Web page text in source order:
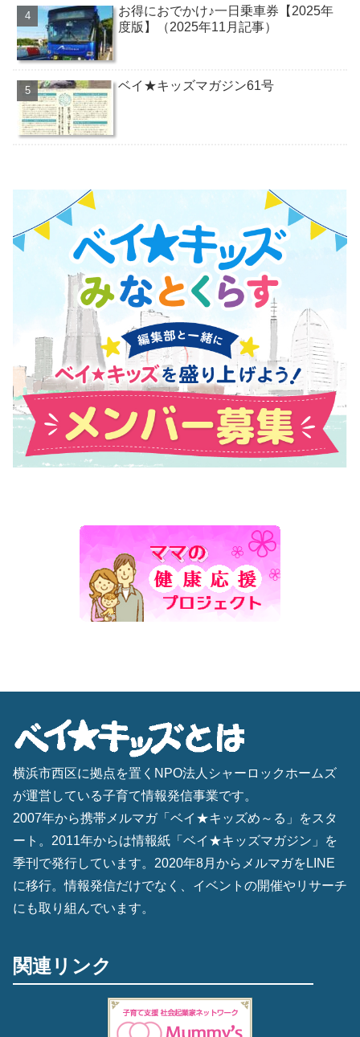
お得におでかけ♪一日乗車券【2025年
度版】（2025年11月記事）
ベイ★キッズマガジン61号
横浜市西区に拠点を置くNPO法人シャーロックホームズ
が運営している子育て情報発信事業です。
2007年から携帯メルマガ「ベイ★キッズめ～る」をスタ
ート。2011年からは情報紙「ベイ★キッズマガジン」を
季刊で発行しています。2020年8月からメルマガをLINE
に移行。情報発信だけでなく、イベントの開催やリサーチ
にも取り組んでいます。
関連リンク